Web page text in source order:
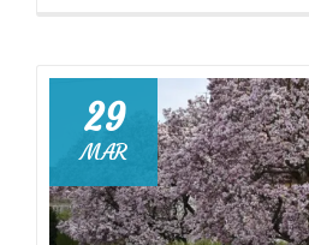
un
arbuste
pour
la
biodiversité
29
MAR